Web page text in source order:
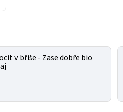
v břiše - Zase dobře bio